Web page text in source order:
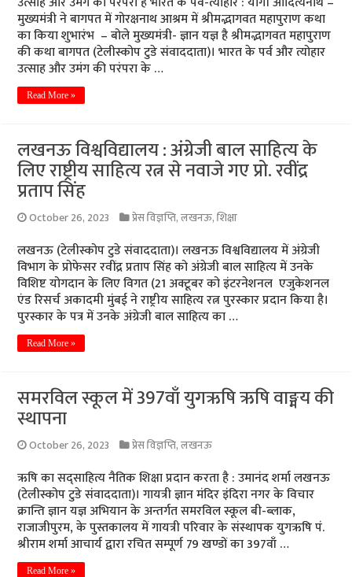
मुख्यमंत्री ने बागपत में गोरक्षनाथ आश्रम में श्रीमद्भागवत महापुराण कथा
का किया शुभारंभ – बोले मुख्यमंत्री- ज्ञान यज्ञ है श्रीमद्भागवत महापुराण
की कथा बागपत (टेलीस्कोप टुडे संवाददाता)। भारत के पर्व और त्योहार
उत्साह और उमंग की परंपरा के …
Read More »
लखनऊ विश्वविद्यालय : अंग्रेजी बाल साहित्य के
लिए राष्ट्रीय साहित्य रत्न से नवाजे गए प्रो. रवींद्र
प्रताप सिंह
October 26, 2023 प्रेस विज्ञप्ति,लखनऊ,शिक्षा
लखनऊ (टेलीस्कोप टुडे संवाददाता)। लखनऊ विश्वविद्यालय में अंग्रेजी
विभाग के प्रोफेसर रवींद्र प्रताप सिंह को अंग्रेजी बाल साहित्य में उनके
विशिष्ट योगदान के लिए विगत (21 अक्टूबर को इंटरनेशनल एजुकेशनल
एंड रिसर्च अकादमी मुंबई ने राष्ट्रीय साहित्य रत्न पुरस्कार प्रदान किया है।
पुरस्कार के पत्र में उनके अंग्रेजी बाल साहित्य का …
Read More »
समरविल स्कूल में 397वाँ युगऋषि ऋषि वाङ्मय की
स्थापना
October 26, 2023 प्रेस विज्ञप्ति,लखनऊ
ऋषि का सद्साहित्य नैतिक शिक्षा प्रदान करता है : उमानंद शर्मा लखनऊ
(टेलीस्कोप टुडे संवाददाता)। गायत्री ज्ञान मंदिर इंदिरा नगर के विचार
क्रान्ति ज्ञान यज्ञ अभियान के अन्तर्गत समरविल स्कूल बी-ब्लाक,
राजाजीपुरम, के पुस्तकालय में गायत्री परिवार के संस्थापक युगऋषि पं.
श्रीराम शर्मा आचार्य द्वारा रचित सम्पूर्ण 79 खण्डों का 397वाँ …
Read More »